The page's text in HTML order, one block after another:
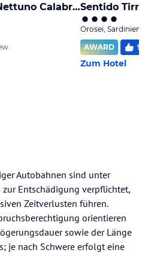
Aldiana Club Rocca Nettuno CalabriaSentido
Orosei, Sardinien
AWARD
90
Zum Hotel
Autobahnen sind unter
Entschädigung verpflichtet,
Zeitverlusten führen.
orientieren
sowie der Länge
je nach Schwere erfolgt eine